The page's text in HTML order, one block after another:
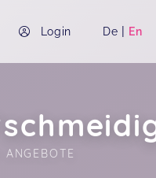
Login De | En
ANGEBOTE